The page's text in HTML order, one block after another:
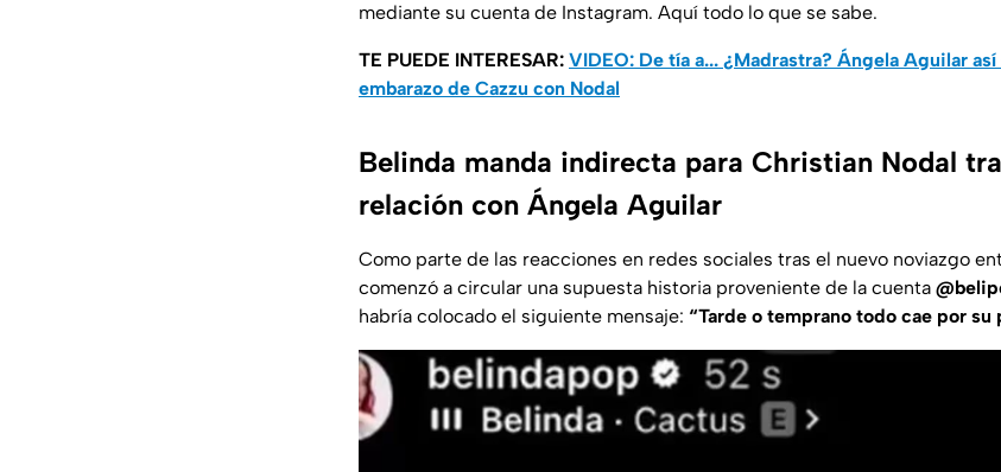
mediante su cuenta de Instagram. Aquí todo lo que se sabe.
TE PUEDE INTERESAR: VIDEO: De tía a... ¿Madrastra? Ángela Aguilar
embarazo de Cazzu con Nodal
Belinda manda indirecta para Christian Nodal
relación con Ángela Aguilar
Como parte de las reacciones en redes sociales tras el nuevo noviazgo
comenzó a circular una supuesta historia proveniente de la cuenta
habría colocado el siguiente mensaje: “Tarde o temprano todo cae por su